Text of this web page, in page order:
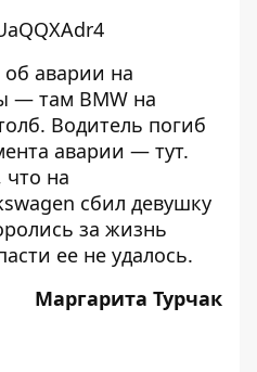
аварии на
— там BMW на
. Водитель погиб
аварии — тут.
на
сбил девушку
за жизнь
ее не удалось.
Маргарита Турчак